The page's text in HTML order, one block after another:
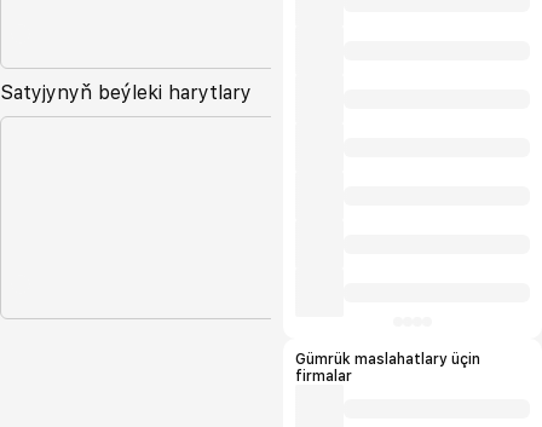
Satyjynyň beýleki harytlary
Gümrük maslahatlary üçin
firmalar